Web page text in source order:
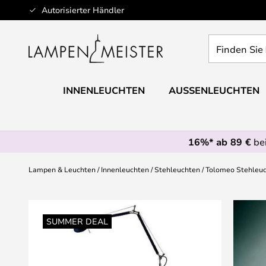
Autorisierter Händler
Zum
Inhalt
Sie
Leuchte...
INNENLEUCHTEN AUSSENLEUCHTEN
16%* ab 89 €
Lampen & Leuchten Innenleuchten Stehleuchten Tolomeo
SUMMER DEAL
Ende